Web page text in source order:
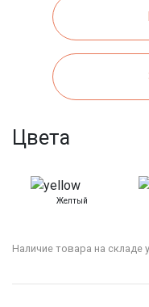
Цвета
Желтый
Наличие товара на складе